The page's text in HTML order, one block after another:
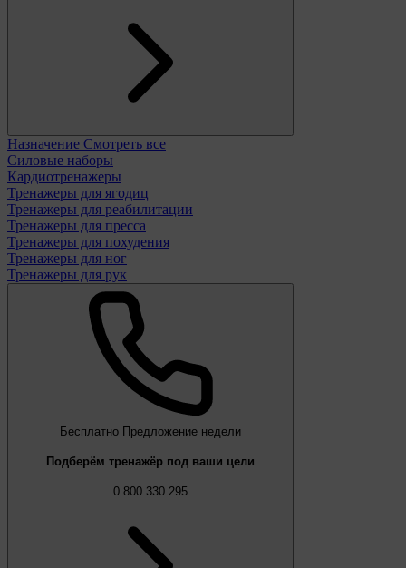
Назначение Смотреть все
Силовые наборы
Кардиотренажеры
Тренажеры для ягодиц
Тренажеры для реабилитации
Тренажеры для пресса
Тренажеры для похудения
Тренажеры для ног
Тренажеры для рук
Бесплатно Предложение недели
Подберём тренажёр под ваши цели
0 800 330 295